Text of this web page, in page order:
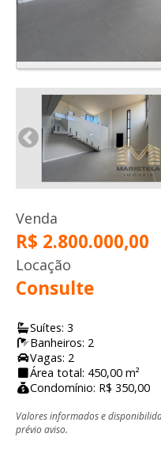
Venda
R$ 2.800.000,00
Locação
Consulte
Suítes: 3
Banheiros: 2
Vagas: 2
Área total: 450,00 m²
Condomínio: R$ 350,00
Valores informados e
prévio aviso.